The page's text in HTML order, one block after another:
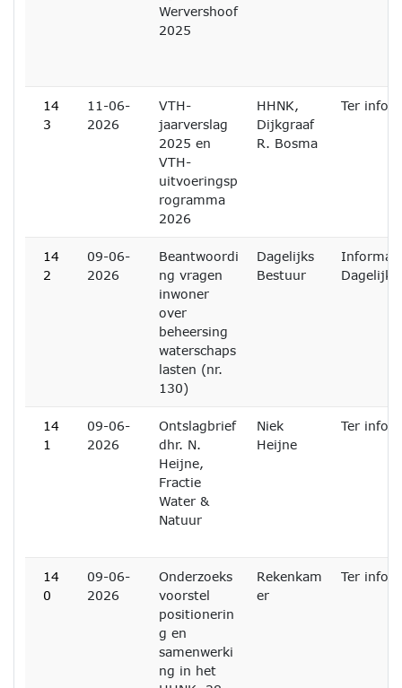
Wervershoof
2025
14
3
11-06-
2026
VTH-
jaarverslag
2025 en
VTH-
uitvoeringsp
rogramma
2026
HHNK,
Dijkgraaf
R. Bosma
Ter
14
2
09-06-
2026
Beantwoordi
ng vragen
inwoner
over
beheersing
waterschaps
lasten (nr.
130)
Dagelijks
Bestuur
14
1
09-06-
2026
Ontslagbrief
dhr. N.
Heijne,
Fractie
Water &
Natuur
Niek
Heijne
Ter
14
0
09-06-
2026
Onderzoeks
voorstel
positionerin
g en
samenwerki
ng in het
Rekenkam
er
Ter